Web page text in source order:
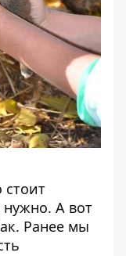
стоит
нужно. А вот
. Ранее мы